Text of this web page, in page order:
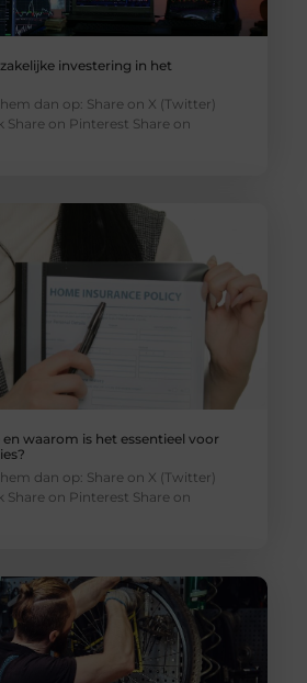
investering in het
dan op: Share on X (Twitter)
Share on Pinterest Share on
waarom is het essentieel voor
dan op: Share on X (Twitter)
Share on Pinterest Share on